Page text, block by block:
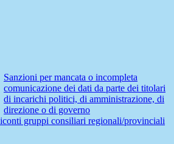
Sanzioni per mancata o incompleta
comunicazione dei dati da parte dei titolari
di incarichi politici, di amministrazione, di
direzione o di governo
gruppi consiliari regionali/provinciali